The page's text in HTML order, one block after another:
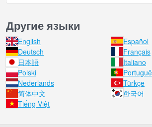
Другие языки
English
Español
Deutsch
Français
日本語
Italiano
Polski
Nederlands
Türkçe
简体中文
한국어
Tiếng Việt